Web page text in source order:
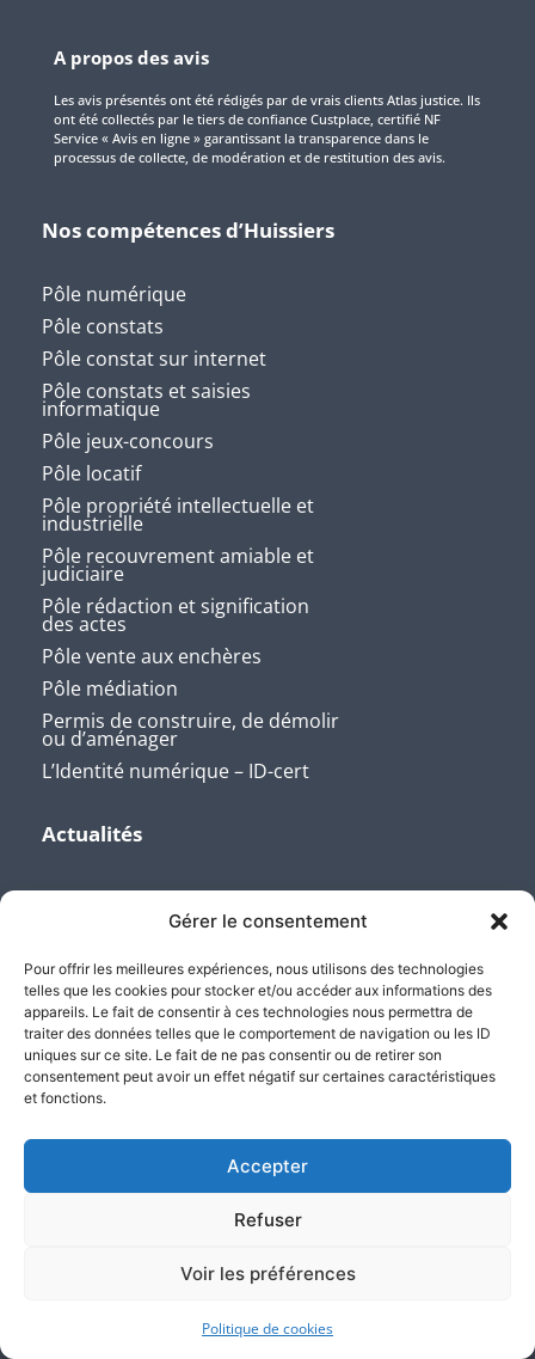
Gérer le consentement
Pour offrir les meilleures expériences, nous utilisons des technologies
telles que les cookies pour stocker et/ou accéder aux informations des
appareils. Le fait de consentir à ces technologies nous permettra de
traiter des données telles que le comportement de navigation ou les ID
uniques sur ce site. Le fait de ne pas consentir ou de retirer son
consentement peut avoir un effet négatif sur certaines caractéristiques
et fonctions.
Accepter
Refuser
Voir les préférences
Politique de cookies
A propos des avis
Les avis présentés ont été rédigés par de vrais clients Atlas justice. Ils
ont été collectés par le tiers de confiance Custplace, certifié NF
Service « Avis en ligne » garantissant la transparence dans le
processus de collecte, de modération et de restitution des avis.
Nos compétences d’Huissiers
Pôle numérique
Pôle constats
Pôle constat sur internet
Pôle constats et saisies
informatique
Pôle jeux-concours
Pôle locatif
Pôle propriété intellectuelle et
industrielle
Pôle recouvrement amiable et
judiciaire
Pôle rédaction et signification
des actes
Pôle vente aux enchères
Pôle médiation
Permis de construire, de démolir
ou d’aménager
L’Identité numérique – ID-cert
Actualités
Contactez nos Etudes
+33 (0)1 45 06 01 56
contact@atlas-justice.fr
3, Avenue de la Division Leclerc - 92160 Antony